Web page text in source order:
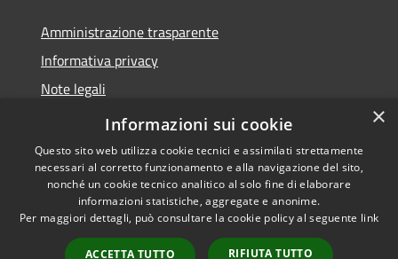
Amministrazione trasparente
Informativa privacy
Note legali
Dichiarazione di accessibilità
Accessibilità
Copyright © 2026 • Comune di
Castel del Giudice • Powered by
Municipium• Accesso
×
Informazioni sui cookie
Questo sito web utilizza cookie tecnici e assimilati strettamente
necessari al corretto funzionamento e alla navigazione del sito,
nonché un cookie tecnico analitico al solo fine di elaborare
informazioni statistiche, aggregate e anonime.
Per maggiori dettagli, può consultare la cookie policy al seguente link
ACCETTA TUTTO RIFIUTA TUTTO